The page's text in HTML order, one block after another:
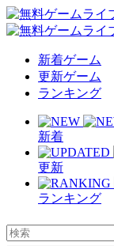
新着ゲーム
更新ゲーム
ランキング
新着
更新
ランキング